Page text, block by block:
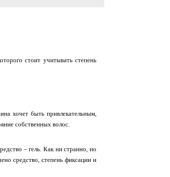
стоит учитывать степень
хочет быть привлекательным,
собственных волос.
– гель. Как ни странно, но
средство, степень фиксации и